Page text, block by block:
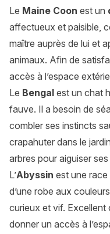
Le Maine Coon est un
affectueux et paisible,
maître auprès de lui et
animaux. Afin de
accès à l’espace
Le Bengal est un chat
fauve. Il a besoin de
combler ses instincts
crapahuter dans le
arbres pour aiguiser
L’Abyssin est une
d’une robe aux
curieux et vif. Excellent
donner un accès à